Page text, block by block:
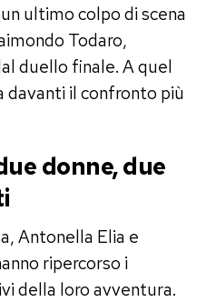
ultimo colpo di scena
Todaro,
duello finale. A quel
davanti il confronto più
donne, due
Antonella Elia e
ripercorso i
della loro avventura.